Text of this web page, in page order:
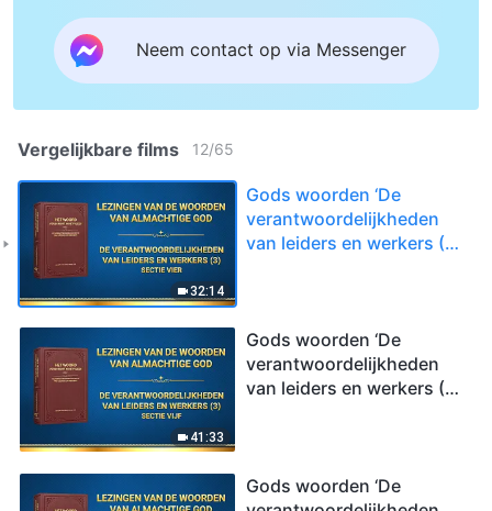
Neem contact op via Messenger
Vergelijkbare films 12/65
32:14
Gods woorden ‘De
verantwoordelijkheden
van leiders en werkers (3)’
41:33
Gods woorden ‘De
verantwoordelijkheden
van leiders en werkers (3)’
Gods woorden ‘De